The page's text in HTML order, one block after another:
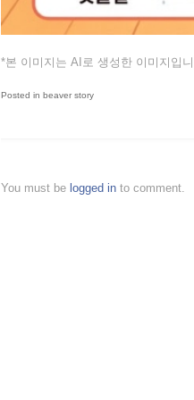
*본 이미지는 AI로 생성한 이미지입
Posted in beaver story
You must be logged in to comment.